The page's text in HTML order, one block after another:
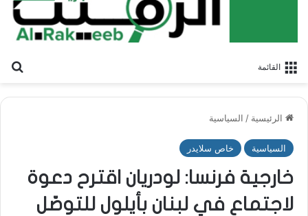
القائمة
الرئيسية / السياسية
السياسية خاص سلايدر
خارجية فرنسا: لودريان اقترح دعوة
لاجتماع في لبنان بأيلول للتوصّل